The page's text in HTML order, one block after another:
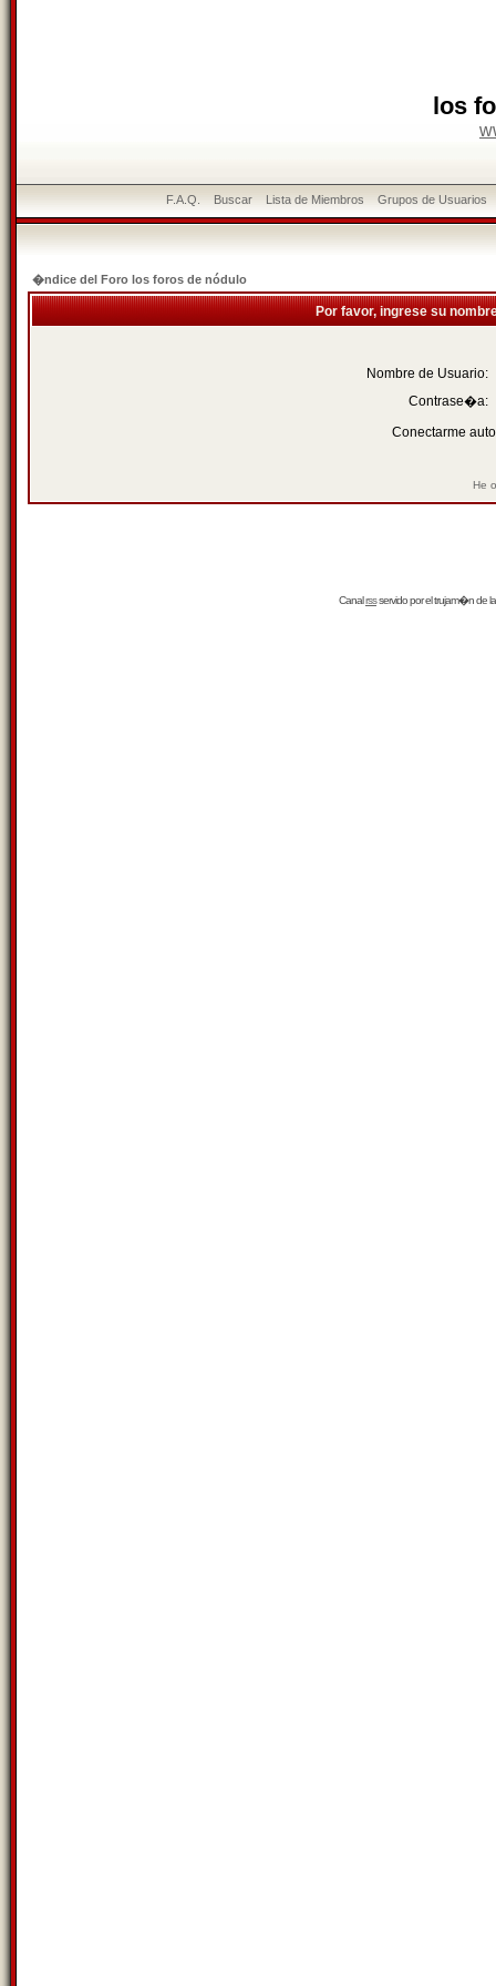
los
F.A.Q. Buscar Lista de Miembros Grupos de Usuarios
�ndice del Foro los foros de nódulo
Por favor, ingrese su
Nombre de Usuario:
Contrase�a:
Conectarme
He
Canalrssservido por eltrujam�nde